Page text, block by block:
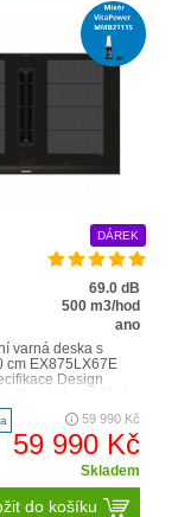
tahem.
posuvníků
varné desky.
přetáhnout
DÁREK
69.0 dB
500 m3/hod
ano
varná deska s
cm EX875LX67E
Design
..
59 990 Kč
59 990 Kč
Skladem
do košíku